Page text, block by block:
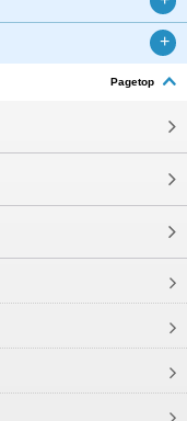
Pagetop